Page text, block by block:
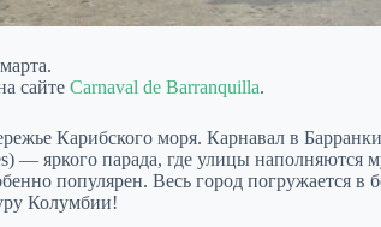
сайте Carnaval de Barranquilla.
Карибского моря. Карнавал в
— яркого парада, где улицы
популярен. Весь город погружается
Колумбии!